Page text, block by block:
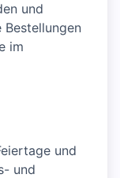
und
Bestellungen
im
und
und